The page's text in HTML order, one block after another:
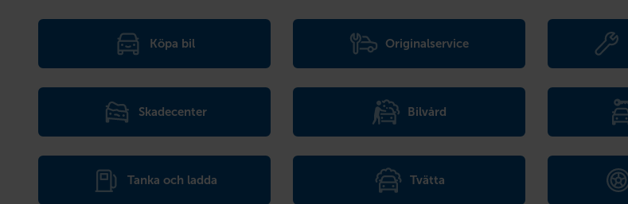
Köpa bil Originalservice
Skadecenter Bilvård
Tanka och ladda Tvätta